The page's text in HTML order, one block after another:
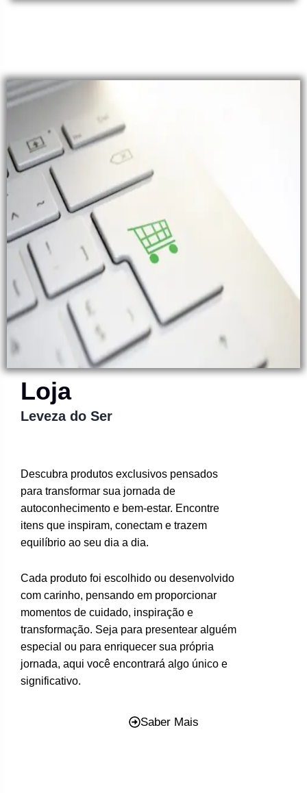
Loja
Leveza do Ser
Descubra produtos exclusivos pensados
para transformar sua jornada de
autoconhecimento e bem-estar. Encontre
itens que inspiram, conectam e trazem
equilíbrio ao seu dia a dia.
Cada produto foi escolhido ou desenvolvido
com carinho, pensando em proporcionar
momentos de cuidado, inspiração e
transformação. Seja para presentear alguém
especial ou para enriquecer sua própria
jornada, aqui você encontrará algo único e
significativo.
Saber Mais